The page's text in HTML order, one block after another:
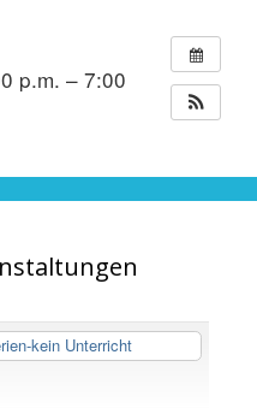
p.m. – 7:00
kein Unterricht